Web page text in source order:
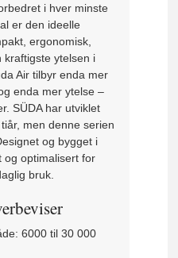
i hver minste
er den ideelle
ergonomisk,
kraftigste ytelsen i
Air tilbyr enda mer
enda mer ytelse –
SÜDA har utviklet
men denne serien
og bygget i
og optimalisert for
bruk.
6000 til 30 000